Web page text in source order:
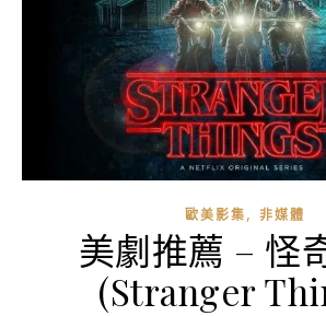
歐美影集, 非媒體
美劇推薦 – 怪
(Stranger